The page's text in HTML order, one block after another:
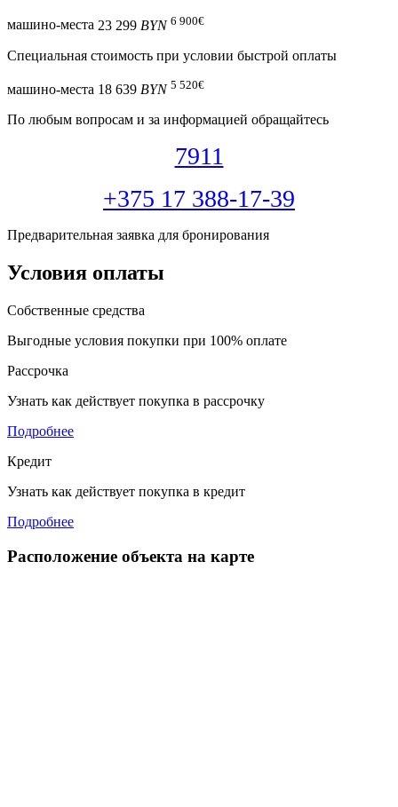
машино-места 23 299 BYN 6 900€
Специальная cтоимость при условии быстрой оплаты
машино-места 18 639 BYN 5 520€
По любым вопросам и за информацией обращайтесь
7911
+375 17 388-17-39
Предварительная заявка для бронирования
Условия оплаты
Собственные средства
Выгодные условия покупки при 100% оплате
Рассрочка
Узнать как действует покупка в рассрочку
Подробнее
Кредит
Узнать как действует покупка в кредит
Подробнее
Расположение объекта на карте